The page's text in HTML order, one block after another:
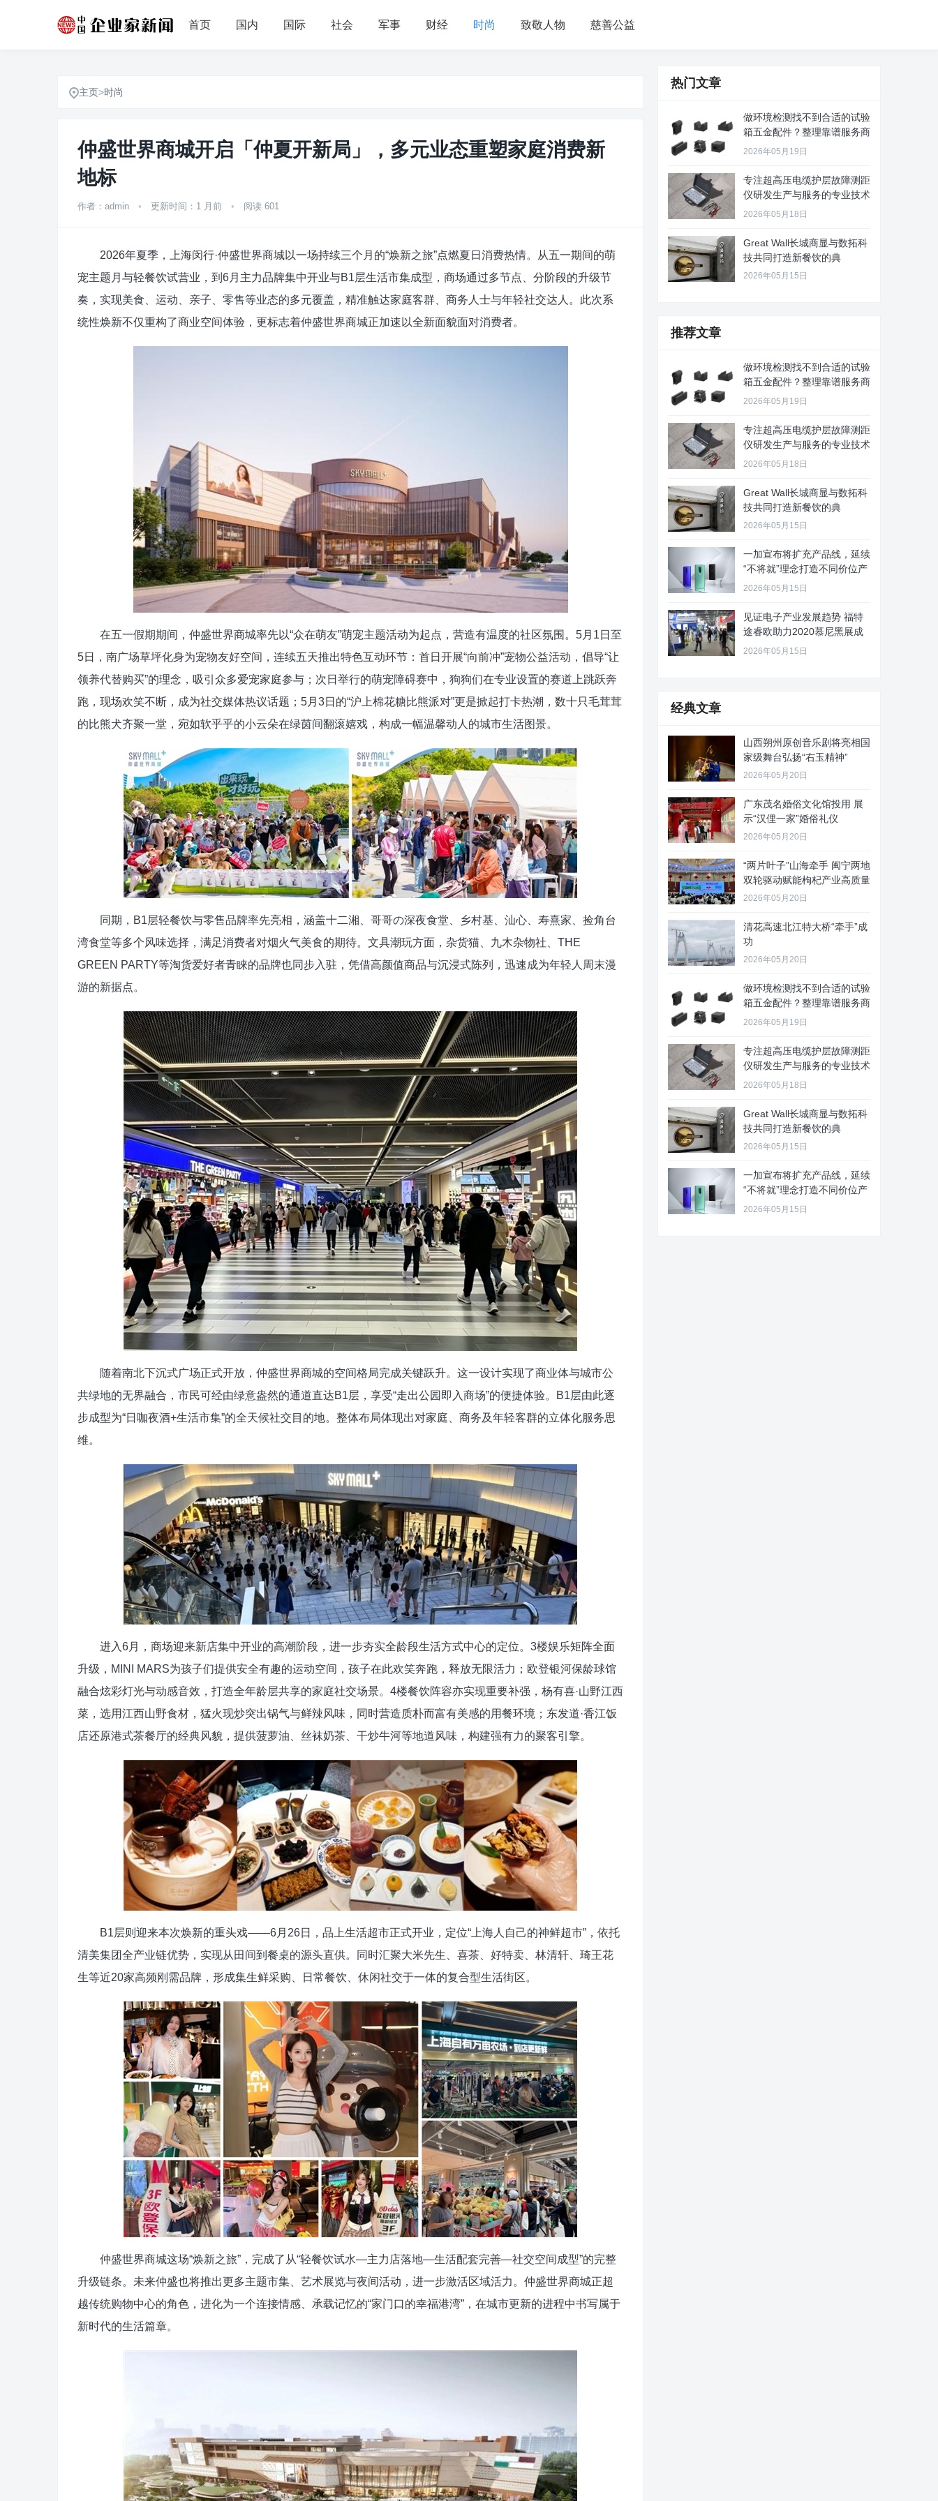
首页 国内 国际 社会 军事 财经 时尚 致敬人物 慈善公益
主页>时尚
仲盛世界商城开启「仲夏开新局」，多元业态重塑家庭消费新
地标
作者：admin • 更新时间：1 月前 • 阅读 601
2026年夏季，上海闵行·仲盛世界商城以一场持续三个月的“焕新之旅”点燃夏日消费热情。从五一期间的萌
宠主题月与轻餐饮试营业，到6月主力品牌集中开业与B1层生活市集成型，商场通过多节点、分阶段的升级节
奏，实现美食、运动、亲子、零售等业态的多元覆盖，精准触达家庭客群、商务人士与年轻社交达人。此次系
统性焕新不仅重构了商业空间体验，更标志着仲盛世界商城正加速以全新面貌面对消费者。
在五一假期期间，仲盛世界商城率先以“众在萌友”萌宠主题活动为起点，营造有温度的社区氛围。5月1日至
5日，南广场草坪化身为宠物友好空间，连续五天推出特色互动环节：首日开展“向前冲”宠物公益活动，倡导“让
领养代替购买”的理念，吸引众多爱宠家庭参与；次日举行的萌宠障碍赛中，狗狗们在专业设置的赛道上跳跃奔
跑，现场欢笑不断，成为社交媒体热议话题；5月3日的“沪上棉花糖比熊派对”更是掀起打卡热潮，数十只毛茸茸
的比熊犬齐聚一堂，宛如软乎乎的小云朵在绿茵间翻滚嬉戏，构成一幅温馨动人的城市生活图景。
同期，B1层轻餐饮与零售品牌率先亮相，涵盖十二湘、哥哥の深夜食堂、乡村基、汕心、寿熹家、捡角台
湾食堂等多个风味选择，满足消费者对烟火气美食的期待。文具潮玩方面，杂货猫、九木杂物社、THE
GREEN PARTY等淘货爱好者青睐的品牌也同步入驻，凭借高颜值商品与沉浸式陈列，迅速成为年轻人周末漫
游的新据点。
随着南北下沉式广场正式开放，仲盛世界商城的空间格局完成关键跃升。这一设计实现了商业体与城市公
共绿地的无界融合，市民可经由绿意盎然的通道直达B1层，享受“走出公园即入商场”的便捷体验。B1层由此逐
步成型为“日咖夜酒+生活市集”的全天候社交目的地。整体布局体现出对家庭、商务及年轻客群的立体化服务思
维。
进入6月，商场迎来新店集中开业的高潮阶段，进一步夯实全龄段生活方式中心的定位。3楼娱乐矩阵全面
升级，MINI MARS为孩子们提供安全有趣的运动空间，孩子在此欢笑奔跑，释放无限活力；欧登银河保龄球馆
融合炫彩灯光与动感音效，打造全年龄层共享的家庭社交场景。4楼餐饮阵容亦实现重要补强，杨有喜·山野江西
菜，选用江西山野食材，猛火现炒突出锅气与鲜辣风味，同时营造质朴而富有美感的用餐环境；东发道·香江饭
店还原港式茶餐厅的经典风貌，提供菠萝油、丝袜奶茶、干炒牛河等地道风味，构建强有力的聚客引擎。
B1层则迎来本次焕新的重头戏——6月26日，品上生活超市正式开业，定位“上海人自己的神鲜超市”，依托
清美集团全产业链优势，实现从田间到餐桌的源头直供。同时汇聚大米先生、喜茶、好特卖、林清轩、琦王花
生等近20家高频刚需品牌，形成集生鲜采购、日常餐饮、休闲社交于一体的复合型生活街区。
仲盛世界商城这场“焕新之旅”，完成了从“轻餐饮试水—主力店落地—生活配套完善—社交空间成型”的完整
升级链条。未来仲盛也将推出更多主题市集、艺术展览与夜间活动，进一步激活区域活力。仲盛世界商城正超
越传统购物中心的角色，进化为一个连接情感、承载记忆的“家门口的幸福港湾”，在城市更新的进程中书写属于
新时代的生活篇章。
热门文章
做环境检测找不到合适的试验
箱五金配件？整理靠谱服务商
给你
2026年05月19日
专注超高压电缆护层故障测距
仪研发生产与服务的专业技术
公司
2026年05月18日
Great Wall长城商显与数拓科
技共同打造新餐饮的典
2026年05月15日
推荐文章
做环境检测找不到合适的试验
箱五金配件？整理靠谱服务商
给你
2026年05月19日
专注超高压电缆护层故障测距
仪研发生产与服务的专业技术
公司
2026年05月18日
Great Wall长城商显与数拓科
技共同打造新餐饮的典
2026年05月15日
一加宣布将扩充产品线，延续
“不将就”理念打造不同价位产
品
2026年05月15日
见证电子产业发展趋势 福特
途睿欧助力2020慕尼黑展成
功
2026年05月15日
经典文章
山西朔州原创音乐剧将亮相国
家级舞台弘扬“右玉精神”
2026年05月20日
广东茂名婚俗文化馆投用 展
示“汉俚一家”婚俗礼仪
2026年05月20日
“两片叶子”山海牵手 闽宁两地
双轮驱动赋能枸杞产业高质量
2026年05月20日
清花高速北江特大桥“牵手”成
功
2026年05月20日
做环境检测找不到合适的试验
箱五金配件？整理靠谱服务商
给你
2026年05月19日
专注超高压电缆护层故障测距
仪研发生产与服务的专业技术
公司
2026年05月18日
Great Wall长城商显与数拓科
技共同打造新餐饮的典
2026年05月15日
一加宣布将扩充产品线，延续
“不将就”理念打造不同价位产
品
2026年05月15日